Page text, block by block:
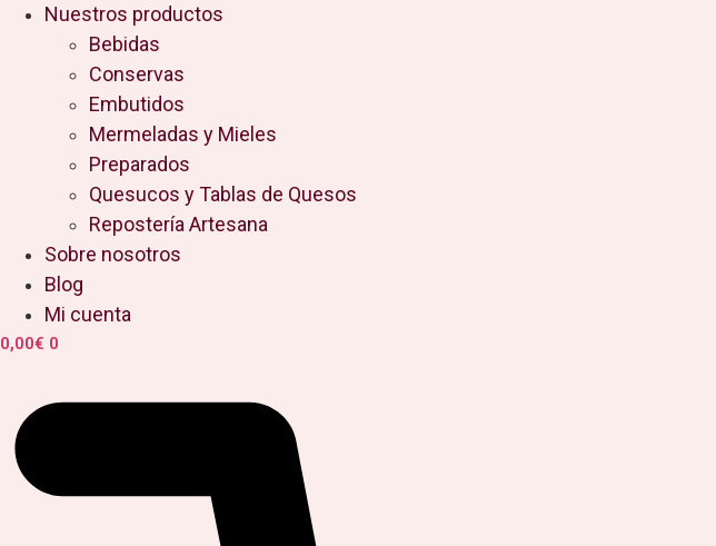
Nuestros productos
Bebidas
Conservas
Embutidos
Mermeladas y Mieles
Preparados
Quesucos y Tablas de Quesos
Repostería Artesana
Sobre nosotros
Blog
Mi cuenta
0,00€ 0